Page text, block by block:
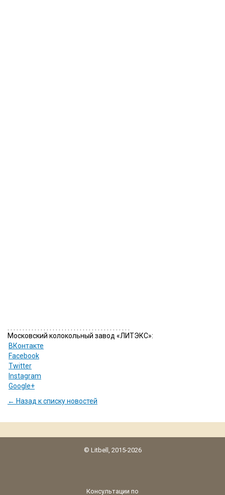
Московский колокольный завод «ЛИТЭКС»:
ВКонтакте
Facebook
Twitter
Instagram
Google+
← Назад к списку новостей
© Litbell, 2015-2026
Консультации по